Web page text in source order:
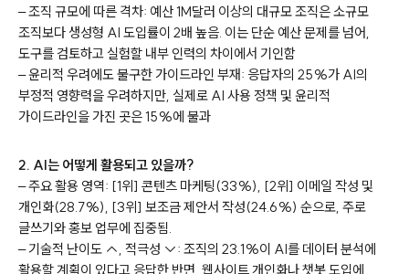
– 조직 규모에 따른 격차: 예산 1M달러 이상의 대규모 조직은 소규모
조직보다 생성형 AI 도입률이 2배 높음. 이는 단순 예산 문제를 넘어,
도구를 검토하고 실험할 내부 인력의 차이에서 기인함
– 윤리적 우려에도 불구한 가이드라인 부재: 응답자의 25%가 AI의
부정적 영향력을 우려하지만, 실제로 AI 사용 정책 및 윤리적
가이드라인을 가진 곳은 15%에 불과
2. AI는 어떻게 활용되고 있을까?
– 주요 활용 영역: [1위] 콘텐츠 마케팅(33%), [2위] 이메일 작성 및
개인화(28.7%), [3위] 보조금 제안서 작성(24.6%) 순으로, 주로
글쓰기와 홍보 업무에 집중됨.
– 기술적 난이도 ↑, 적극성 ↓: 조직의 23.1%이 AI를 데이터 분석에
활용할 계획이 있다고 응답한 반면, 웹사이트 개인화나 챗봇 도입에